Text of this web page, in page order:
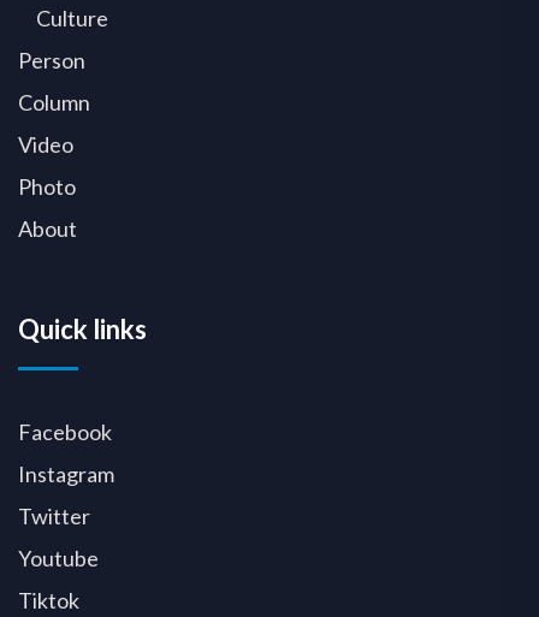
Culture
Person
Column
Video
Photo
About
Quick links
Facebook
Instagram
Twitter
Youtube
Tiktok